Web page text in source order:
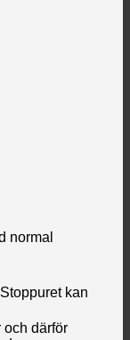
normal
kan
och därför